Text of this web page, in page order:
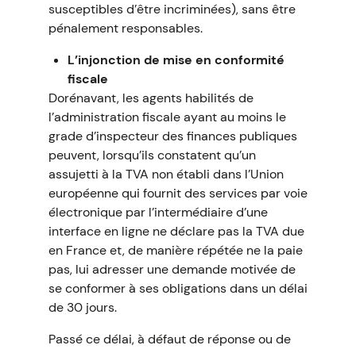
susceptibles d’être incriminées), sans être
pénalement responsables.
L’injonction de mise en conformité
fiscale
Dorénavant, les agents habilités de
l’administration fiscale ayant au moins le
grade d’inspecteur des finances publiques
peuvent, lorsqu’ils constatent qu’un
assujetti à la TVA non établi dans l’Union
européenne qui fournit des services par voie
électronique par l’intermédiaire d’une
interface en ligne ne déclare pas la TVA due
en France et, de manière répétée ne la paie
pas, lui adresser une demande motivée de
se conformer à ses obligations dans un délai
de 30 jours.
Passé ce délai, à défaut de réponse ou de